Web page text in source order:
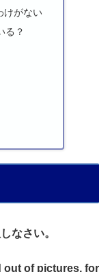
けがない
る？
なさい。
of pictures, for